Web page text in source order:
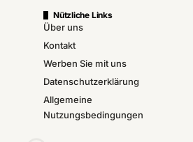
Nützliche Links
Über uns
Kontakt
Werben Sie mit uns
Datenschutzerklärung
Allgemeine
Nutzungsbedingungen